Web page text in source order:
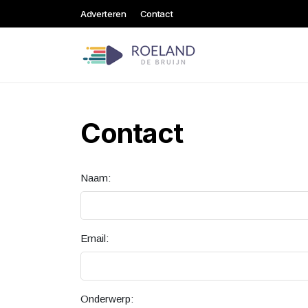
Adverteren Contact
Contact
Naam:
Email:
Onderwerp: